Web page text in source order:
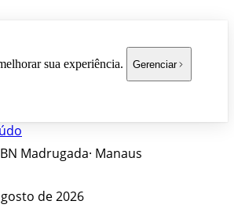
sua experiência. Gerenciar
Madrugada· Manaus
de 2026